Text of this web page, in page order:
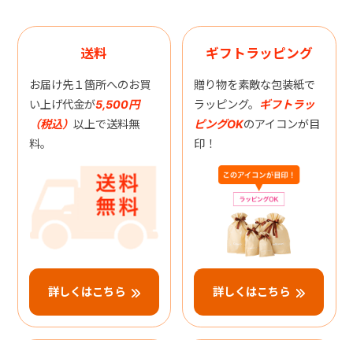
送料
お届け先１箇所へのお買
い上げ代金が5,500円
（税込） 以上で送料無
料。
詳しくはこちら
ギフトラッピング
贈り物を素敵な包装紙で
ラッピング。 ギフトラッ
ピングOKのアイコンが目
印！
詳しくはこちら